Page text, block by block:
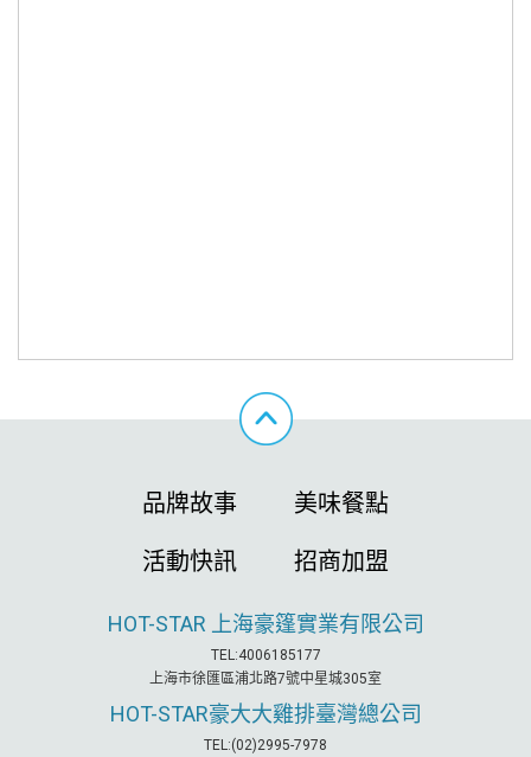
品牌故事 美味餐點
活動快訊 招商加盟
HOT-STAR 上海豪篷實業有限公司
TEL:4006185177
上海市徐匯區浦北路7號中星城305室
HOT-STAR豪大大雞排臺灣總公司
TEL:(02)2995-7978